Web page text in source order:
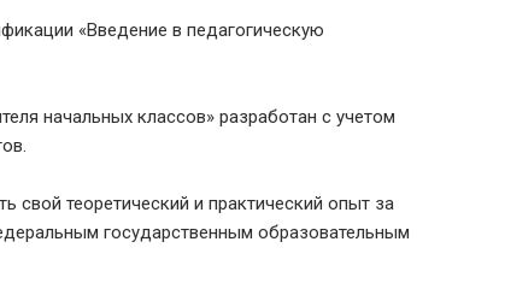
«Введение в педагогическую
начальных классов» разработан с учетом
свой теоретический и практический опыт за
государственным образовательным